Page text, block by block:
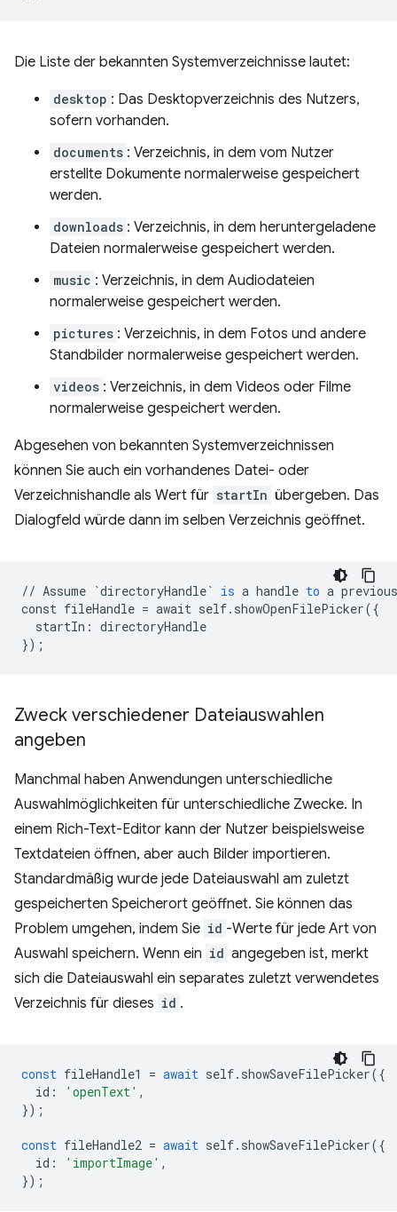
Die Liste der bekannten Systemverzeichnisse lautet:
desktop : Das Desktopverzeichnis des Nutzers,
sofern vorhanden.
documents : Verzeichnis, in dem vom Nutzer
erstellte Dokumente normalerweise gespeichert
werden.
downloads : Verzeichnis, in dem heruntergeladene
Dateien normalerweise gespeichert werden.
music : Verzeichnis, in dem Audiodateien
normalerweise gespeichert werden.
pictures : Verzeichnis, in dem Fotos und andere
Standbilder normalerweise gespeichert werden.
videos : Verzeichnis, in dem Videos oder Filme
normalerweise gespeichert werden.
Abgesehen von bekannten Systemverzeichnissen
können Sie auch ein vorhandenes Datei- oder
Verzeichnishandle als Wert für startIn übergeben. Das
Dialogfeld würde dann im selben Verzeichnis geöffnet.
// Assume `directoryHandle` is a handle to a
const fileHandle = await self. showOpenFilePicker({
startIn : directoryHandle
});
Zweck verschiedener Dateiauswahlen
angeben
Manchmal haben Anwendungen unterschiedliche
Auswahlmöglichkeiten für unterschiedliche Zwecke. In
einem Rich-Text-Editor kann der Nutzer beispielsweise
Textdateien öffnen, aber auch Bilder importieren.
Standardmäßig wurde jede Dateiauswahl am zuletzt
gespeicherten Speicherort geöffnet. Sie können das
Problem umgehen, indem Sie id -Werte für jede Art von
Auswahl speichern. Wenn ein id angegeben ist, merkt
sich die Dateiauswahl ein separates zuletzt verwendetes
Verzeichnis für dieses id .
const fileHandle1 = await self. showSaveFilePicker({
id : 'openText' ,
});
const fileHandle2 = await self. showSaveFilePicker({
id : 'importImage' ,
});